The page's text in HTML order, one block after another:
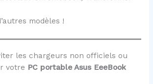
modèles !
les chargeurs non officiels ou
votre PC portable Asus EeeBook